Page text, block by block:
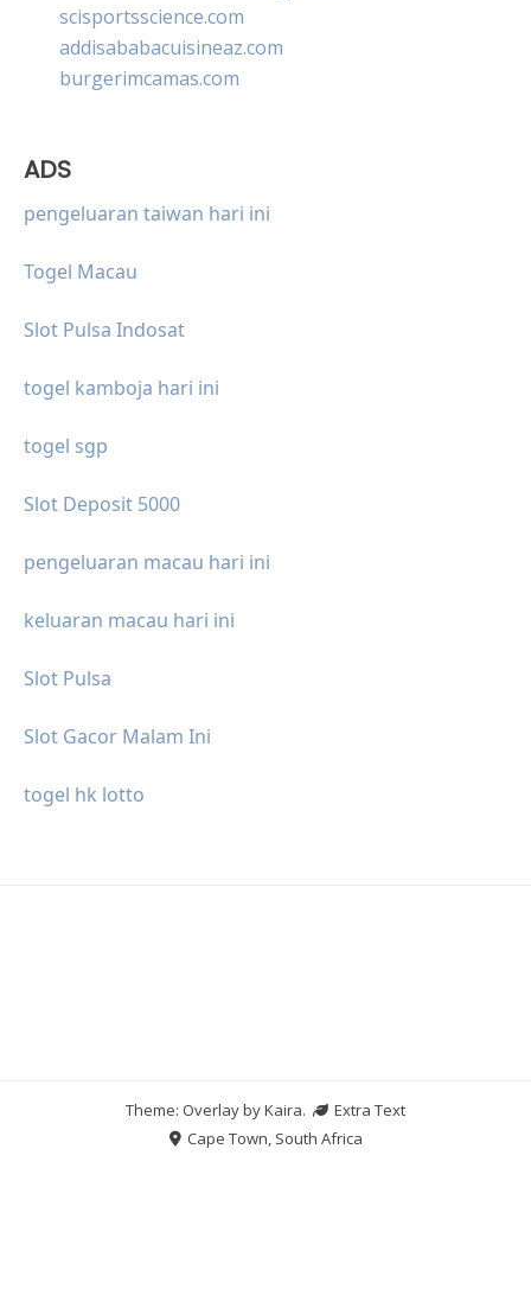
scisportsscience.com
addisababacuisineaz.com
burgerimcamas.com
ADS
pengeluaran taiwan hari ini
Togel Macau
Slot Pulsa Indosat
togel kamboja hari ini
togel sgp
Slot Deposit 5000
pengeluaran macau hari ini
keluaran macau hari ini
Slot Pulsa
Slot Gacor Malam Ini
togel hk lotto
Theme: Overlay byKaira.
Extra Text
Cape Town, South Africa